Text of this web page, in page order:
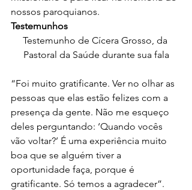
nossos paroquianos.
Testemunhos
Testemunho de Cícera Grosso, da
Pastoral da Saúde durante sua fala
“Foi muito gratificante. Ver no olhar as
pessoas que elas estão felizes com a
presença da gente. Não me esqueço
deles perguntando: ‘Quando vocês
vão voltar?’ É uma experiência muito
boa que se alguém tiver a
oportunidade faça, porque é
gratificante. Só temos a agradecer”.